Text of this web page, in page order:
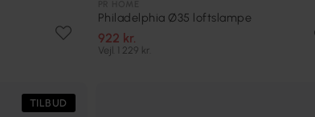
Philadelphia Ø35 loftslampe
922 kr.
Vejl. 1 229 kr.
TILBUD